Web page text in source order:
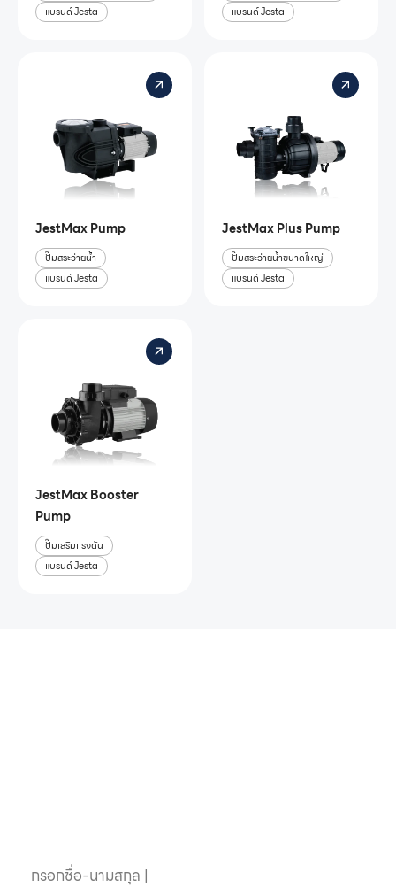
แบรนด์ Jesta
แบรนด์ Jesta
JestMax Pump
ปั๊มสระว่ายน้ำ
แบรนด์ Jesta
JestMax Plus Pump
ปั๊มสระว่ายน้ำขนาดใหญ่
แบรนด์ Jesta
JestMax Booster
Pump
ปั๊มเสริมเเรงดัน
แบรนด์ Jesta